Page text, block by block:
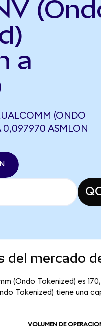
a
(ONDO
0,097970 ASMLON
del mercado
(Ondo Tokenized) es
Tokenized) tiene una
VOLUMEN DE